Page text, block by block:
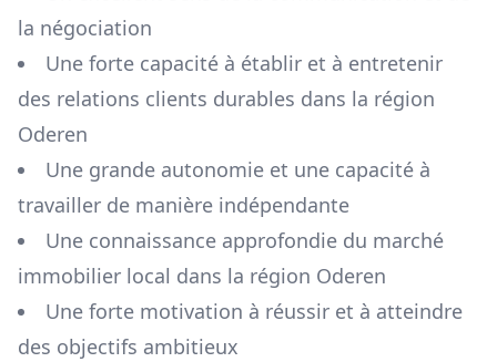
la négociation
Une forte capacité à établir et à entretenir
des relations clients durables dans la région
Oderen
Une grande autonomie et une capacité à
travailler de manière indépendante
Une connaissance approfondie du marché
immobilier local dans la région Oderen
Une forte motivation à réussir et à atteindre
des objectifs ambitieux